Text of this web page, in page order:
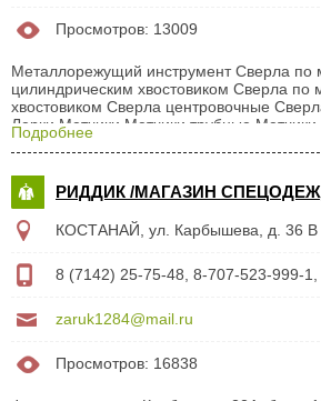
Просмотров: 13009
Металлорежущий инструмент Сверла по
цилиндрическим хвостовиком Сверла по
хвостовиком Сверла центровочные
Лерки Метчики Метчики трубные
шпоночные Фрезы концевые Фрезы
Резцы токарные Напайки Пластины
Абразивный и алмазный инструмент
Круги обдирочные Диски отрезные Диски
алмазные Карандаши алмазные
комбинированные Ключи...
Подробнее
РИДДИК /МАГАЗИН
КОСТАНАЙ, ул. Карбышева, д. 36 В
8 (7142) 25-75-48, 8-707-523-999-
zaruk1284@mail.ru
Просмотров: 16838